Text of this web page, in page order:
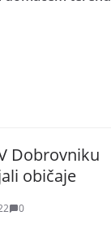
Dobrovniku
običaje
0